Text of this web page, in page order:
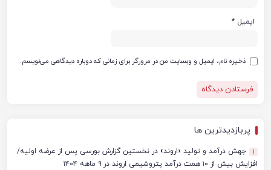
ایمیل *
ذخیره نام، ایمیل و وبسایت من در مرورگر برای زمانی که دوباره دیدگاهی می‌نویسم.
پربازدیدترین ها
1
جهش درآمد و تولید «اروند» در نخستین گزارش بورسی پس از عرضه اولیه/
افزایش بیش از ۱۰ همت درآمد پتروشیمی اروند در ۹ ماهه ۱۴۰۴